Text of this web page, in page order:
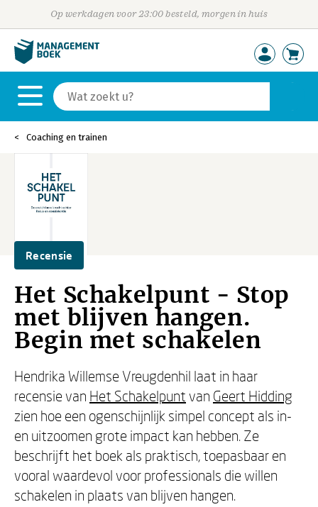
Op werkdagen voor 23:00 besteld, morgen in huis
Coaching en trainen
Recensie
Het Schakelpunt - Stop
met blijven hangen.
Begin met schakelen
Hendrika Willemse Vreugdenhil laat in haar
recensie van Het Schakelpunt van Geert Hidding
zien hoe een ogenschijnlijk simpel concept als in-
en uitzoomen grote impact kan hebben. Ze
beschrijft het boek als praktisch, toepasbaar en
vooral waardevol voor professionals die willen
schakelen in plaats van blijven hangen.